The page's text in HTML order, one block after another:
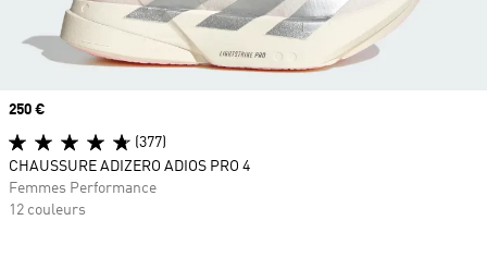
Prix
250 €
(377)
CHAUSSURE ADIZERO ADIOS PRO 4
Femmes Performance
12 couleurs